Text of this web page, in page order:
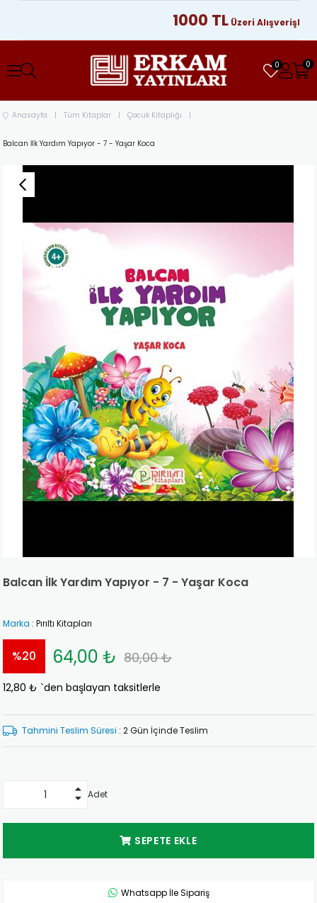
1000 TL Üzeri
0 0
Anasayfa Tüm Kitaplar Çocuk Kitaplığı
Balcan İlk Yardım Yapıyor - 7 - Yaşar Koca
Balcan İlk Yardım Yapıyor - 7 - Yaşar Koca
Marka : Pırıltı Kitapları
%20
İndirim
80,00 ₺
64,00 ₺
12,80 ₺ `den başlayan taksitlerle
Tahmini Teslim Süresi : 2 Gün İçinde Teslim
Adet
Whatsapp İle Sipariş